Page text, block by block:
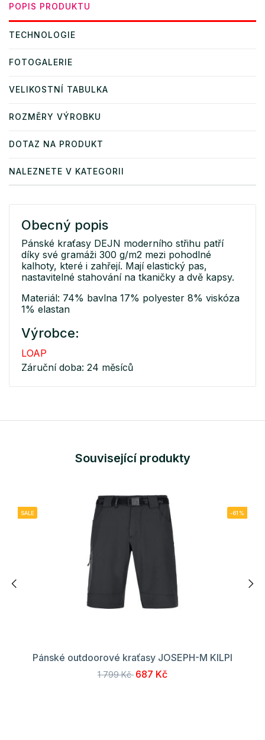
POPIS PRODUKTU
TECHNOLOGIE
FOTOGALERIE
VELIKOSTNÍ TABULKA
ROZMĚRY VÝROBKU
DOTAZ NA PRODUKT
NALEZNETE V KATEGORII
Obecný popis
Pánské kraťasy DEJN moderního střihu patří
díky své gramáži 300 g/m2 mezi pohodlné
kalhoty, které i zahřejí. Mají elastický pas,
nastavitelné stahování na tkaničky a dvě kapsy.
Materiál: 74% bavlna 17% polyester 8% viskóza
1% elastan
Výrobce:
LOAP
Záruční doba: 24 měsíců
Související produkty
SALE -61%
Pánské outdoorové kraťasy JOSEPH-M KILPI
1 799 Kč 687 Kč